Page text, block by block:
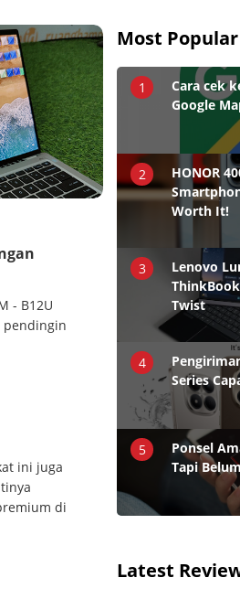
- B12U
pendingin
ini juga
di
Most Popular
1
Cara cek
Google
2
HONOR
Worth It!
3
Lenovo
Twist
4
Series
5
Ponsel
Tapi
Latest